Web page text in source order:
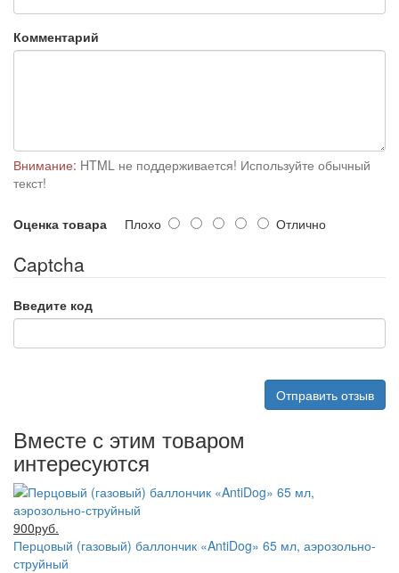
Комментарий
Внимание: HTML не поддерживается! Используйте обычный
текст!
Оценка товара Плохо Отлично
Captcha
Введите код
Отправить отзыв
Вместе с этим товаром
интересуются
900руб.
Перцовый (газовый) баллончик «AntiDog» 65 мл, аэрозольно-
струйный